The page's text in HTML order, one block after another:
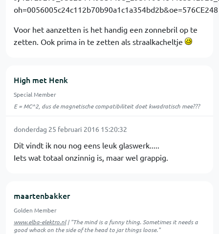
Voor het aanzetten is het handig een zonnebril op te
zetten. Ook prima in te zetten als straalkacheltje
High met Henk
Special Member
E = MC^2, dus de magnetische compatibiliteit doet kwadratisch mee???
donderdag 25 februari 2016 15:20:32
Dit vindt ik nou nog eens leuk glaswerk.....
Iets wat totaal onzinnig is, maar wel grappig.
maartenbakker
Golden Member
www.elba-elektro.nl| "The mind is a funny thing. Sometimes it needs a
good whack on the side of the head to jar things loose."